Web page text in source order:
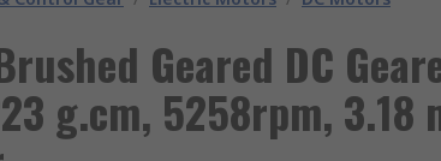
Geared DC
g.cm, 5258rpm, 3.18